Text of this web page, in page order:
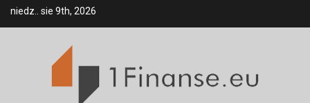
Skipniedz.. sie 9th, 2026